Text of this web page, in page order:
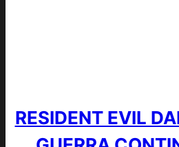
RESIDENT EVIL